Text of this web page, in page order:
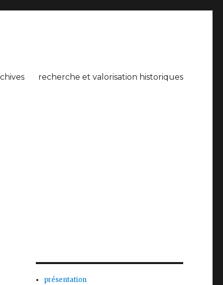
recherche et valorisation historiques
présentation